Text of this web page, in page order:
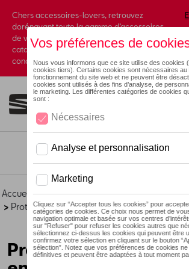
Chers accessoires-lovers, retrouvez
dorénavant toute la gamme d’accessoires
de votre marque préférée sous forme de
catalogue à commander auprès de votre
concessionaire.
Accueil >Catalogue SEAT >Confort et
> Protection de bord de coffre > Détail
Protège-bagages de